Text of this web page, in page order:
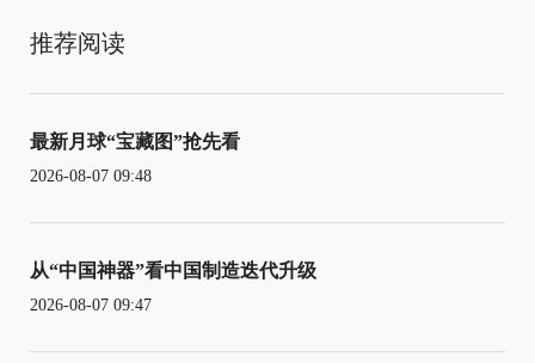
推荐阅读
最新月球“宝藏图”抢先看
2026-08-07 09:48
从“中国神器”看中国制造迭代升级
2026-08-07 09:47